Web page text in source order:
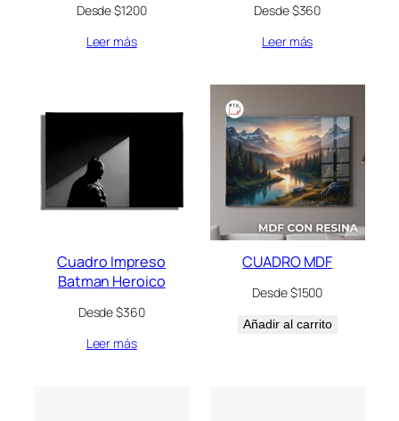
Desde $1200
Leer más
Desde $360
Leer más
Cuadro Impreso
Batman Heroico
Desde $360
Leer más
CUADRO MDF
Desde $1500
Añadir al carrito